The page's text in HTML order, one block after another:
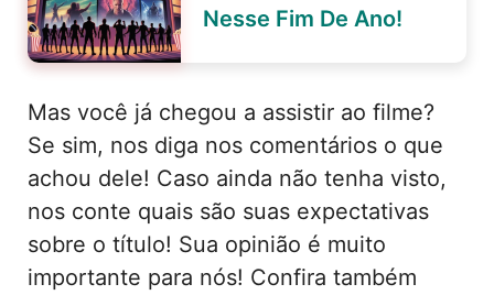
Nesse Fim De Ano!
Mas você já chegou a assistir ao filme?
Se sim, nos diga nos comentários o que
achou dele! Caso ainda não tenha visto,
nos conte quais são suas expectativas
sobre o título! Sua opinião é muito
importante para nós! Confira também